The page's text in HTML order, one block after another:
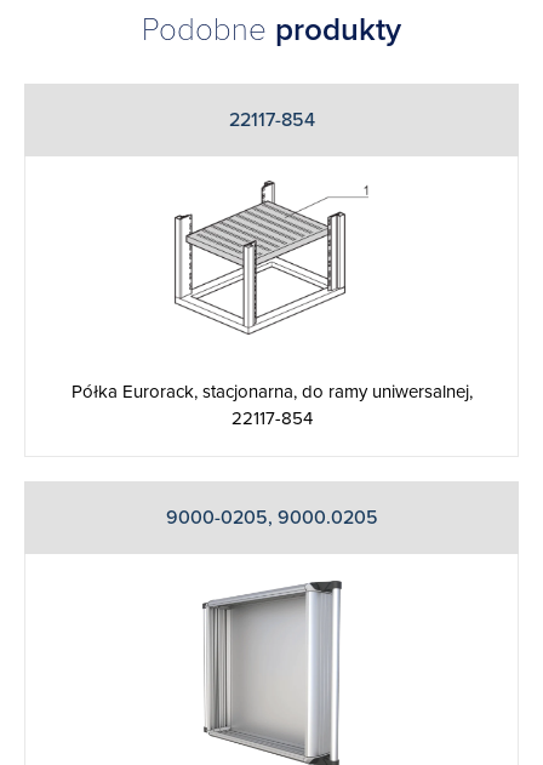
Podobne produkty
22117-854
Półka Eurorack, stacjonarna, do ramy uniwersalnej,
22117-854
9000-0205, 9000.0205